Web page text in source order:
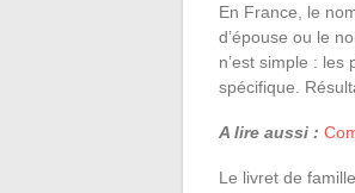
En France, le
d’épouse ou le
n’est simple :
spécifique.
A lire aussi :
Le livret de